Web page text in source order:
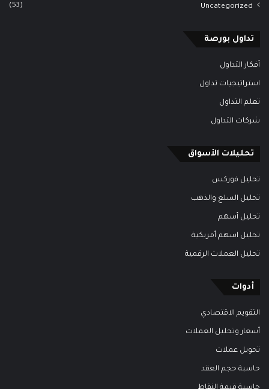
Uncategorized
(53)
تداول بورصة
أفكار التداول
استراتيجيات تداول
تعلم التداول
شركات التداول
تحليلات الأسواق
تحليل فوركس
تحليل السلع والذهب
تحليل أسهم
تحليل اسهم أمريكية
تحليل العملات الرقمية
أدوات
التقويم الاقتصادي
أسعار وتحليل العملات
تحويل عملات
حاسبة حجم العقد